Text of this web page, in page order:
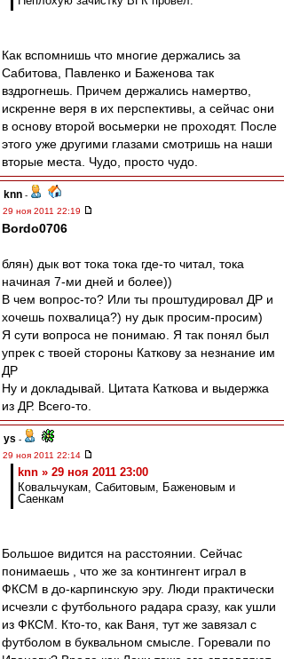
Как вспомнишь что многие держались за
Сабитова, Павленко и Баженова так
вздрогнешь. Причем держались намертво,
искренне веря в их перспективы, а сейчас они
в основу второй восьмерки не проходят. После
этого уже другими глазами смотришь на наши
вторые места. Чудо, просто чудо.
knn -
29 ноя 2011 22:19
Bordo0706
блян) дык вот тока тока где-то читал, тока
начиная 7-ми дней и более))
В чем вопрос-то? Или ты проштудировал ДР и
хочешь похвалица?) ну дык просим-просим)
Я сути вопроса не понимаю. Я так понял был
упрек с твоей стороны Каткову за незнание им
ДР
Ну и докладывай. Цитата Каткова и выдержка
из ДР. Всего-то.
ys -
29 ноя 2011 22:14
knn » 29 ноя 2011 23:00
Ковальчукам, Сабитовым, Баженовым и
Саенкам
Большое видится на расстоянии. Сейчас
понимаешь , что же за контингент играл в
ФКСМ в до-карпинскую эру. Люди практически
исчезли с футбольного радара сразу, как ушли
из ФКСМ. Кто-то, как Ваня, тут же завязал с
футболом в буквальном смысле. Горевали по